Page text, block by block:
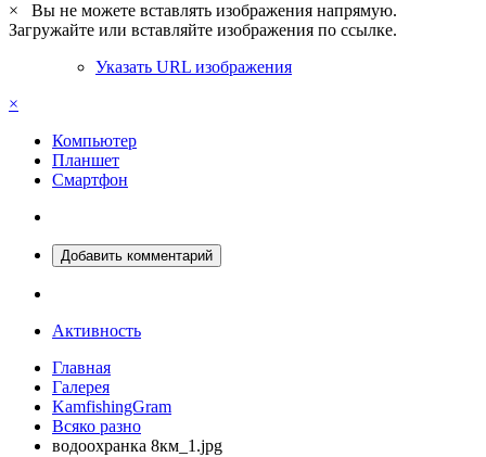
×
Вы не можете вставлять изображения напрямую.
Загружайте или вставляйте изображения по ссылке.
Указать URL изображения
×
Компьютер
Планшет
Смартфон
Добавить комментарий
Активность
Главная
Галерея
KamfishingGram
Всяко разно
водоохранка 8км_1.jpg